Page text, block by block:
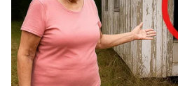
ಮಿಥುನ ಜೂನ್ ತಿಂಗಳಲ್ಲಿ ಗುರುವಿನ
ನಿಮ್ಮ ಪ್ರತಿಷ್ಠೆ ಮತ್ತು ಗೌರವವನ್ನು
ಧಾರ್ಮಿಕ ಚಟುವಟಿಕೆಗಳಲ್ಲಿಯೂ
ಹೊಂದಿರುತ್ತೀರಿ.